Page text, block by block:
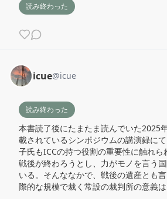
読み終わった
icue@icue
読み終わった
本書読了後にたまたま読んでいた2025
載されているシンポジウムの講演録に
子氏もICCの持つ役割の重要性に触れ
戦後が終わろうとし、力がモノを言う
いる。そんななかで、戦後の遺産とも
際的な規模で裁く常設の裁判所の意義は